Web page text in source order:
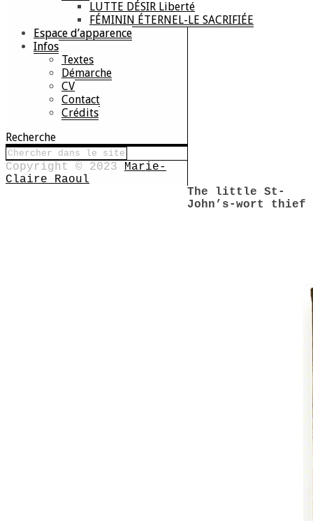
LUTTE DÉSIR Liberté
FÉMININ ÉTERNEL-LE SACRIFIÉE
Espace d’apparence
Infos
Textes
Démarche
CV
Contact
Crédits
Recherche
Copyright © 2023 Marie-
Claire Raoul
The little St-
John’s-wort thief